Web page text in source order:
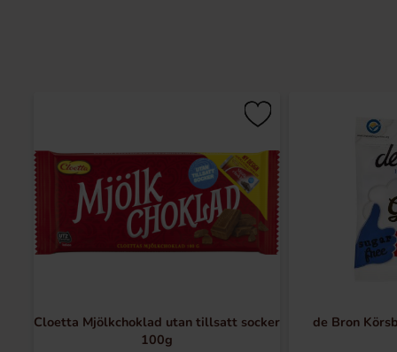
Cloetta Mjölkchoklad utan tillsatt socker
100g
de Bron